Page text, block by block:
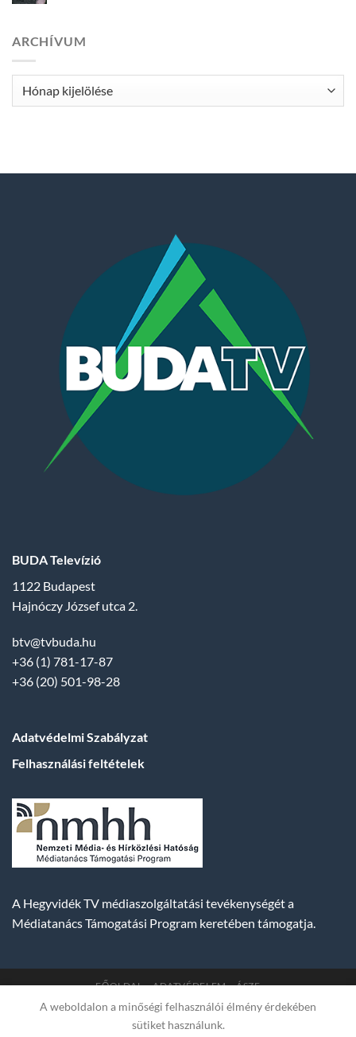
ARCHÍVUM
Archívum
BUDA Televízió
1122 Budapest
Hajnóczy József utca 2.
btv@tvbuda.hu
+36 (1) 781-17-87
+36 (20) 501-98-28
Adatvédelmi Szabályzat
Felhasználási feltételek
A Hegyvidék TV médiaszolgáltatási tevékenységét a
Médiatanács Támogatási Program keretében támogatja.
FŐOLDAL ADATVÉDELEM ÁSZF
Copyright 2007-2026 © BUDA TV | Hegyvidék Média
Műsorszolgáltató Kft. | Budapest, Hungary, XII. Hajnóczy József
A weboldalon a minőségi felhasználói élmény érdekében
sütiket használunk.